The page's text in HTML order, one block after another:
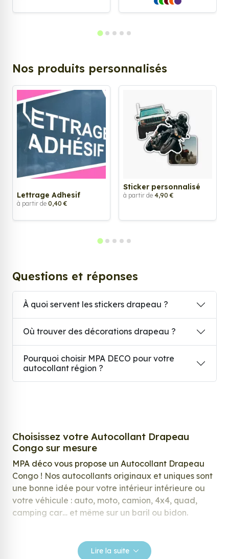
Nos produits personnalisés
Lettrage Adhesif
à partir de 0,40 €
Sticker personnalisé
à partir de 4,90 €
Questions et réponses
À quoi servent les stickers drapeau ?
Où trouver des décorations drapeau ?
Pourquoi choisir MPA DECO pour votre
autocollant région ?
Choisissez votre Autocollant Drapeau
Congo sur mesure
MPA déco vous propose un Autocollant Drapeau
Congo ! Nos autocollants originaux et uniques sont
une bonne idée pour votre intérieur intérieure ou
votre véhicule : auto, moto, camion, 4x4, quad,
camping car… et même sur un baril ou bidon.
répondre à vos attentes, laissez vous inspirer parmi
Lire la suite